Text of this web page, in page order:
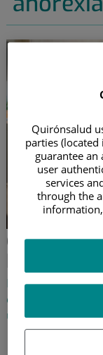
Qué
hijo tiene
Descubre si tu
u otros TCA, y
Quirónsalud
parties
guarantee
user
services
through the